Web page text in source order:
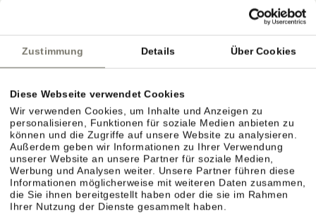
Zustimmung Details Über Cookies
Diese Webseite verwendet Cookies
Wir verwenden Cookies, um Inhalte und Anzeigen zu
personalisieren, Funktionen für soziale Medien anbieten zu
können und die Zugriffe auf unsere Website zu analysieren.
Außerdem geben wir Informationen zu Ihrer Verwendung
unserer Website an unsere Partner für soziale Medien,
Werbung und Analysen weiter. Unsere Partner führen diese
Informationen möglicherweise mit weiteren Daten zusammen,
die Sie ihnen bereitgestellt haben oder die sie im Rahmen
Ihrer Nutzung der Dienste gesammelt haben.
JOIN THE COMMUNITY
Seien Sie unter den Ersten, die Neuigkeiten vom
Stroblhof erfahren.
Exklusive Angebote und Aktuelles aus unserem
Weinhotel in Südtirol erwarten Sie.
Einfach ausfüllen und Newsletter abonnieren: